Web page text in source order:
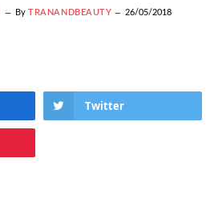
By TRANANDBEAUTY 26/05/2018
Twitter